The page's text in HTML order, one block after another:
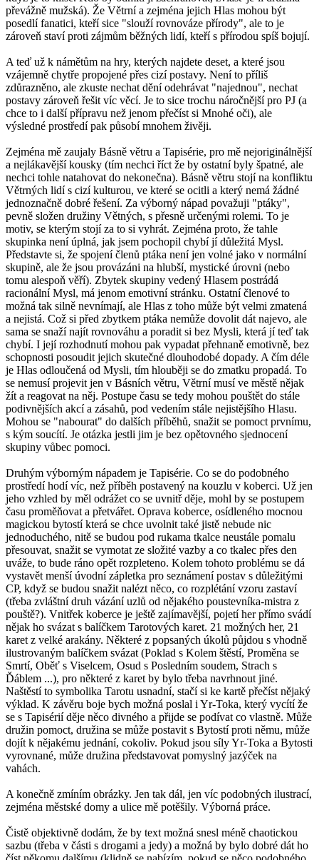
převážně mužská). Že Větrní a zejména jejich Hlas mohou být
posedlí fanatici, kteří sice "slouží rovnováze přírody", ale to je
zároveň staví proti zájmům běžných lidí, kteří s přírodou spíš bojují.
A teď už k námětům na hry, kterých najdete deset, a které jsou
vzájemně chytře propojené přes cizí postavy. Není to příliš
zdůrazněno, ale zkuste nechat dění odehrávat "najednou", nechat
postavy zároveň řešit víc věcí. Je to sice trochu náročnější pro PJ (a
chce to i další přípravu než jenom přečíst si Mnohé oči), ale
výsledné prostředí pak působí mnohem živěji.
Zejména mě zaujaly Básně větru a Tapisérie, pro mě nejoriginálnější
a nejlákavější kousky (tím nechci říct že by ostatní byly špatné, ale
nechci tohle natahovat do nekonečna). Básně větru stojí na konfliktu
Větrných lidí s cizí kulturou, ve které se ocitli a který nemá žádné
jednoznačně dobré řešení. Za výborný nápad považuji "ptáky",
pevně složen družiny Větných, s přesně určenými rolemi. To je
motiv, se kterým stojí za to si vyhrát. Zejména proto, že tahle
skupinka není úplná, jak jsem pochopil chybí jí důležitá Mysl.
Představte si, že spojení členů ptáka není jen volné jako v normální
skupině, ale že jsou provázáni na hlubší, mystické úrovni (nebo
tomu alespoň věří). Zbytek skupiny vedený Hlasem postrádá
racionální Mysl, má jenom emotivní stránku. Ostatní členové to
možná tak silně nevnímají, ale Hlas z toho může být velmi zmatená
a nejistá. Což si před zbytkem ptáka nemůže dovolit dát najevo, ale
sama se snaží najít rovnováhu a poradit si bez Mysli, která jí teď tak
chybí. I její rozhodnutí mohou pak vypadat přehnaně emotivně, bez
schopnosti posoudit jejich skutečné dlouhodobé dopady. A čím déle
je Hlas odloučená od Mysli, tím hlouběji se do zmatku propadá. To
se nemusí projevit jen v Básních větru, Větrní musí ve městě nějak
žít a reagovat na něj. Postupe času se tedy mohou pouštět do stále
podivnějších akcí a zásahů, pod vedením stále nejistějšího Hlasu.
Mohou se "nabourat" do dalších příběhů, snažit se pomoct prvnímu,
s kým soucítí. Je otázka jestli jim je bez opětovného sjednocení
skupiny vůbec pomoci.
Druhým výborným nápadem je Tapisérie. Co se do podobného
prostředí hodí víc, než příběh postavený na kouzlu v koberci. Už jen
jeho vzhled by měl odrážet co se uvnitř děje, mohl by se postupem
času proměňovat a přetvářet. Oprava koberce, osídleného mocnou
magickou bytostí která se chce uvolnit také jistě nebude nic
jednoduchého, nitě se budou pod rukama tkalce neustále pomalu
přesouvat, snažit se vymotat ze složité vazby a co tkalec přes den
uváže, to bude ráno opět rozpleteno. Kolem tohoto problému se dá
vystavět menší úvodní zápletka pro seznámení postav s důležitými
CP, když se budou snažit nalézt něco, co rozplétání vzoru zastaví
(třeba zvláštní druh vázání uzlů od nějakého poustevníka-mistra z
pouště?). Vnitřek koberce je ještě zajímavější, pojetí her přímo svádí
nějak ho svázat s balíčkem Tarotových karet. 21 možných her, 21
karet z velké arakány. Některé z popsaných úkolů půjdou s vhodně
ilustrovaným balíčkem svázat (Poklad s Kolem štěstí, Proměna se
Smrtí, Oběť s Viselcem, Osud s Posledním soudem, Strach s
Ďáblem ...), pro některé z karet by bylo třeba navrhnout jiné.
Naštěstí to symbolika Tarotu usnadní, stačí si ke kartě přečíst nějaký
výklad. K závěru boje bych možná poslal i Yr-Toka, který vycítí že
se s Tapisérií děje něco divného a přijde se podívat co vlastně. Může
družin pomoct, družina se může postavit s Bytostí proti němu, může
dojít k nějakému jednání, cokoliv. Pokud jsou síly Yr-Toka a Bytosti
vyrovnané, může družina představovat pomyslný jazýček na
vahách.
A konečně zmíním obrázky. Jen tak dál, jen víc podobných ilustrací,
zejména městské domy a ulice mě potěšily. Výborná práce.
Čistě objektivně dodám, že by text možná snesl méně chaotickou
sazbu (třeba v části s drogami a jedy) a možná by bylo dobré dát ho